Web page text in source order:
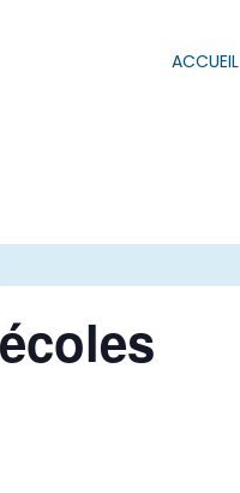
ACCUEIL